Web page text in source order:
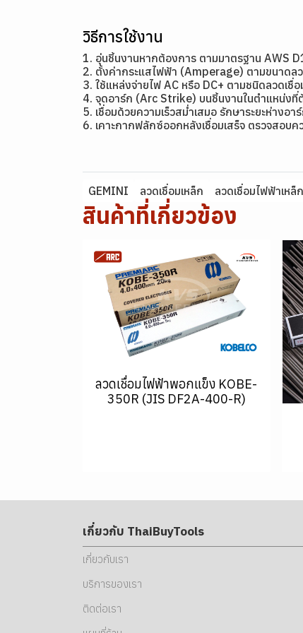
วิธีการใช้งาน
1. อุ่นชิ้นงานหากต้องการ ตามมาตรฐาน AWS
2. ตั้งค่ากระแสไฟฟ้า (Amperage) ตามขนาด
3. ใช้แหล่งจ่ายไฟ AC หรือ DC+ ตามชนิดลวดเชื่อ
4. จุดอาร์ก (Arc Strike) บนชิ้นงานในตำแหน่งที่
5. เชื่อมด้วยความเร็วสม่ำเสมอ รักษาระยะห่าง
6. เคาะกากฟลักซ์ออกหลังเชื่อมเสร็จ ตรวจสอบ
GEMINI ลวดเชื่อมเหล็ก ลวดเชื่อมไฟฟ้าเหล็ก
สินค้าที่เกี่ยวข้อง
ลวดเชื่อมไฟฟ้าพอกแข็ง KOBE-
350R (JIS DF2A-400-R)
เกี่ยวกับ ThaiBuyTools
เกี่ยวกับเรา
บริการของเรา
ติดต่อเรา